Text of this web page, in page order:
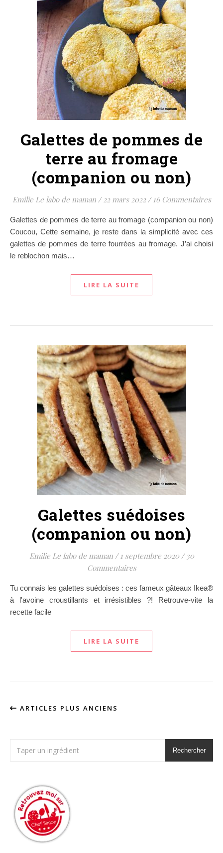
Galettes de pommes de
terre au fromage
(companion ou non)
Emilie Le labo de maman / 22 mars 2022 / 16 Commentaires
Galettes de pommes de terre au fromage (companion ou non)
Coucou, Cette semaine, je reste dans la simplicité avec ces
galettes de pommes de terre fourrées au fromage. J’ai choisi
le reblochon mais…
LIRE LA SUITE
Galettes suédoises
(companion ou non)
Emilie Le labo de maman / 1 septembre 2020 / 30
Commentaires
Tu connais les galettes suédoises : ces fameux gâteaux Ikea®
à l'avoine croustillants et irrésistibles ?! Retrouve-vite la
recette facile
LIRE LA SUITE
ARTICLES PLUS ANCIENS
Rechercher